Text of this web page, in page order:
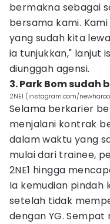
bermakna sebagai
bersama kami.
yang sudah kita
ia tunjukkan," lanjut
diunggah agensi.
3. Park Bom sudah
2NE1 (instagram.com/
Selama berkarier
menjalani kontrak
dalam waktu yang
mulai dari trainee,
2NE1 hingga
Ia kemudian pindah
setelah tidak
dengan YG. Sempat